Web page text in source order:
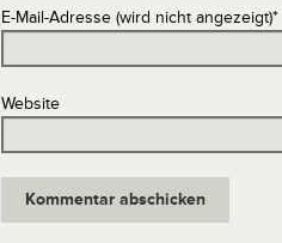
E-Mail-Adresse (wird nicht angezeigt)*
Website